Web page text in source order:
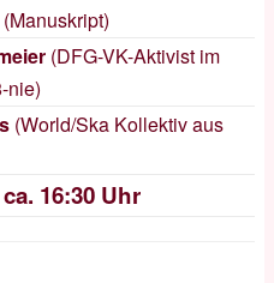
Manuskript)
(DFG-VK-Aktivist im
nie)
(World/Ska Kollektiv aus
ca. 16:30 Uhr